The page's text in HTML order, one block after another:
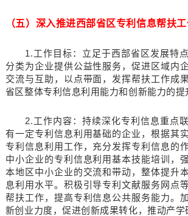
（五）深入推进西部省区专利信息帮扶
1.工作目标：立足于西部省区发展特点
分类为企业提供公益性服务，促进区域内
交流与互助，以点带面，发挥帮扶工作成
省区整体专利信息利用能力和创新能力的提
2.工作内容：持续深化专利信息重点联
有一定专利信息利用基础的企业，根据其
专利信息利用工作，充分发挥专利信息的
中小企业的专利信息利用基本技能培训，
本地区中小企业的交流和带动，整体提升
息利用水平。积极引导专利文献服务网点
帮扶工作，提高专利信息公共服务能力。
新创业力度，促进创新成果转化，推动产学